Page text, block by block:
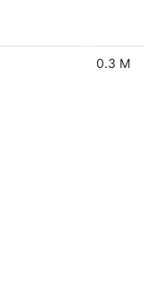
0.3 M